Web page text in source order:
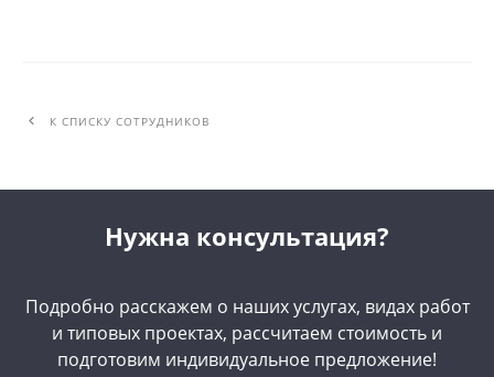
К СПИСКУ СОТРУДНИКОВ
Нужна консультация?
Подробно расскажем о наших услугах, видах работ
и типовых проектах, рассчитаем стоимость и
подготовим индивидуальное предложение!